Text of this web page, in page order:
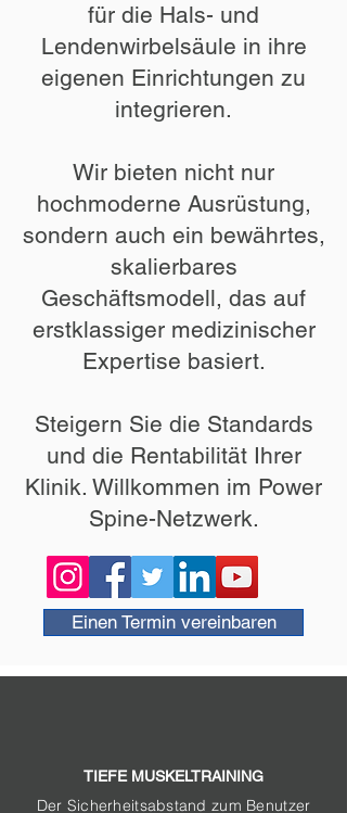
für die Hals- und
Lendenwirbelsäule in ihre
eigenen Einrichtungen zu
integrieren.
Wir bieten nicht nur
hochmoderne Ausrüstung,
sondern auch ein bewährtes,
skalierbares
Geschäftsmodell, das auf
erstklassiger medizinischer
Expertise basiert.
Steigern Sie die Standards
und die Rentabilität Ihrer
Klinik. Willkommen im Power
Spine-Netzwerk.
Einen Termin vereinbaren
TIEFE MUSKELTRAINING
Der Sicherheitsabstand zum Benutzer